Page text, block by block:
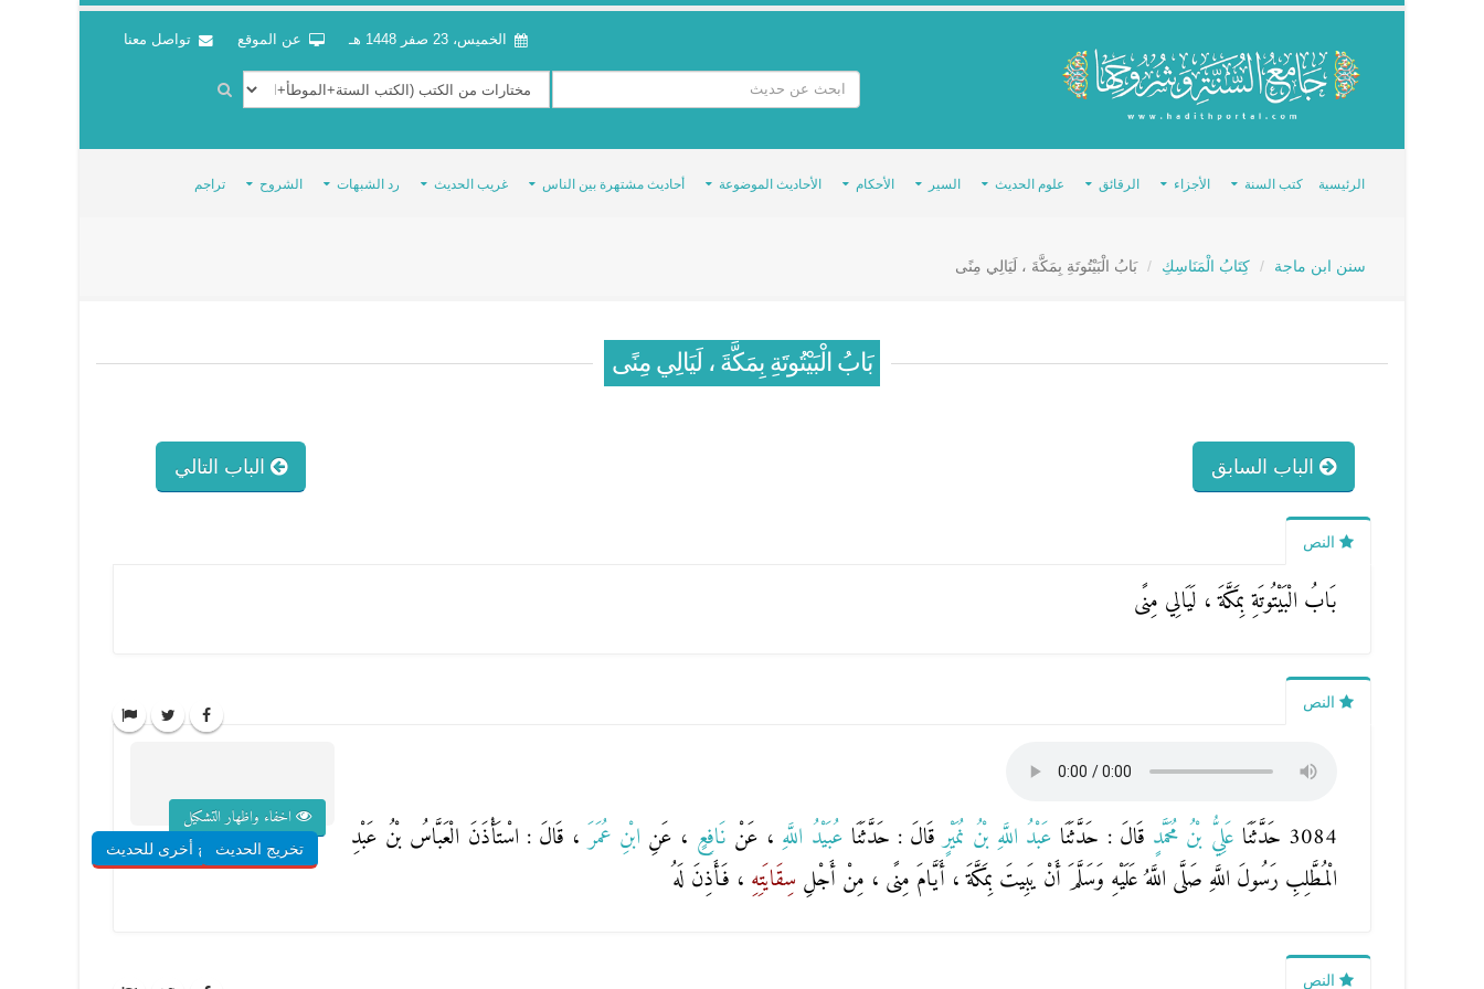
الخميس، 23 صفر 1448 هـ عن الموقع تواصل معنا
الرئيسية كتب السنة الأجزاء الرقائق علوم الحديث السير الأحكام الأحاديث الموضوعة أحاديث مشتهرة بين الناس غريب الحديث رد الشبهات الشروح تراجم
سنن ابن ماجة كِتَابُ الْمَنَاسِكِ بَابُ الْبَيْتُوتَةِ بِمَكَّةَ ، لَيَالِي مِنًى
بَابُ الْبَيْتُوتَةِ بِمَكَّةَ ، لَيَالِي مِنًى
الباب السابق الباب التالي
النص
بَابُ الْبَيْتُوتَةِ بِمَكَّةَ ، لَيَالِي مِنًى
النص
3084 حَدَّثَنَا عَلِيُّ بْنُ مُحَمَّدٍ قَالَ : حَدَّثَنَا عَبْدُ اللَّهِ بْنُ نُمَيْرٍقَالَ : حَدَّثَنَا عُبَيْدُ اللَّهِ ، عَنْ نَافِعٍ ، عَنِ ابْنِ عُمَرَ ، قَالَ : اسْتَأْذَنَ الْعَبَّاسُ بْنُ عَبْدِ
الْمُطَّلِبِ رَسُولَ اللَّهِ صَلَّى اللَّهُ عَلَيْهِ وَسَلَّمَ أَنْ يَبِيتَ بِمَكَّةَ ، أَيَّامَ مِنًى ، مِنْ أَجْلِ سِقَايَتِهِ ، فَأَذِنَ لَهُ
اخفاء واظهار التشكيل
تخريج الحديثشروح أخرى للحديث
النص